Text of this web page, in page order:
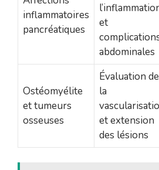
inflammatoires
pancréatiques
et
abdominales
Ostéomyélite
et tumeurs
osseuses
Évaluation de
la
et extension
des lésions